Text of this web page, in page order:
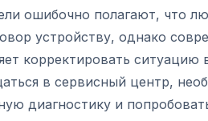
ошибочно полагают, что
устройству, однако
корректировать ситуацию
в сервисный центр,
диагностику и